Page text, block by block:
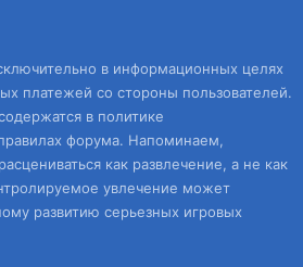
в информационных целях
платежей со стороны пользователей.
в политике
форума. Напоминаем,
как развлечение, а не как
увлечение может
развитию серьезных игровых